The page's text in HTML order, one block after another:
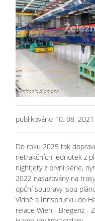
publikováno 10. 08.
Do roku 2025 tak
netrakčních jednotek z
nightjety z první série,
2022 nasazovány na
opční soupravy jsou
Vídně a Innsbrucku do
relace Wien - Bregenz -